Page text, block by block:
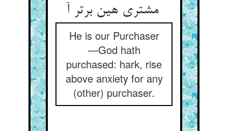
مشتری هین برتر آ
He is our Purchaser
—God hath
purchased: hark, rise
above anxiety for any
(other) purchaser.